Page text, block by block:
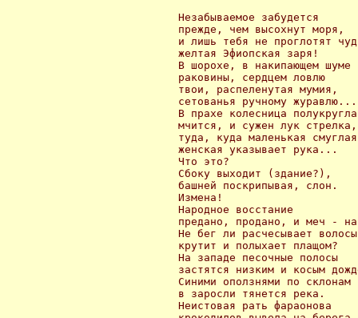
Незабываемое забудется
прежде, чем высохнут моря,
и лишь тебя не проглотят
желтая Эфиопская заря!
В шорохе, в накипающем шуме
раковины, сердцем ловлю
твои, распеленутая мумия,
сетованья ручному журавлю...
В прахе колесница
мчится, и сужен лук стрелка,
туда, куда маленькая смуглая
женская указывает рука...
Что это?
Сбоку выходит (здание?),
башней поскрипывая, слон.
Измена!
Народное восстание
предано, продано, и меч -
Не бег ли расчесывает
крутит и полыхает плащом?
На западе песочные полосы
застятся низким и косым
Синими оползнями по склонам
в заросли тянется река.
Неистовая рать фараонова